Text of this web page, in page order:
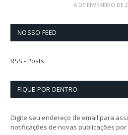
6 DE FEVEREIRO DE
NOSSO FEED
RSS - Posts
FIQUE POR DENTRO
Digite seu endereço de email para
notificações de novas publicações por